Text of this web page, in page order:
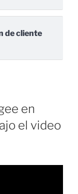
de cliente
en
el video